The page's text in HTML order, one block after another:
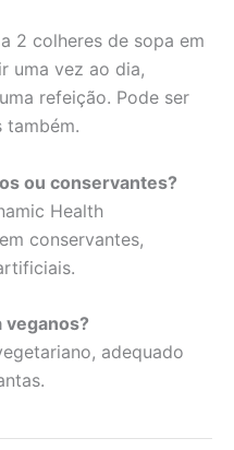
2 colheres de sopa em
uma vez ao dia,
refeição. Pode ser
também.
ou conservantes?
Health
conservantes,
veganos?
adequado